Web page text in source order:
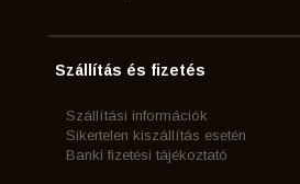
Szállítás és fizetés
Szállítási információk
Sikertelen kiszállítás esetén
Banki fizetési tájékoztató